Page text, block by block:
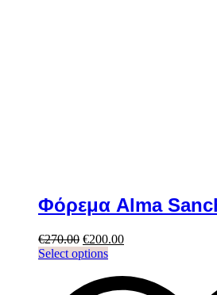
Φόρεμα Alma
€270.00 Original
price
€270.00.
€200.00Current
€200.00.
Select optionsThis
has